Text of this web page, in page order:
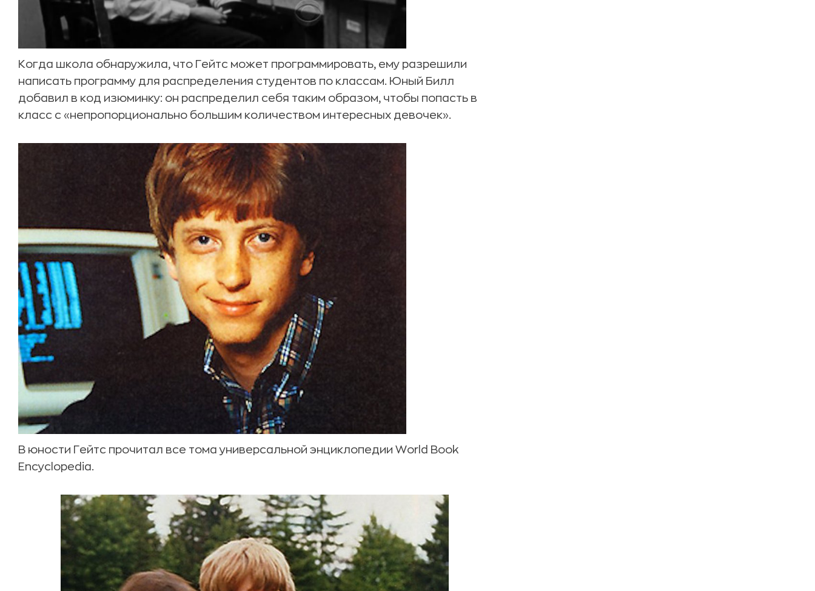
Когда школа обнаружила, что Гейтс может программировать, ему разрешили
написать программу для распределения студентов по классам. Юный Билл
добавил в код изюминку: он распределил себя таким образом, чтобы попасть в
класс с «непропорционально большим количеством интересных девочек».
В юности Гейтс прочитал все тома универсальной энциклопедии World Book
Encyclopedia.